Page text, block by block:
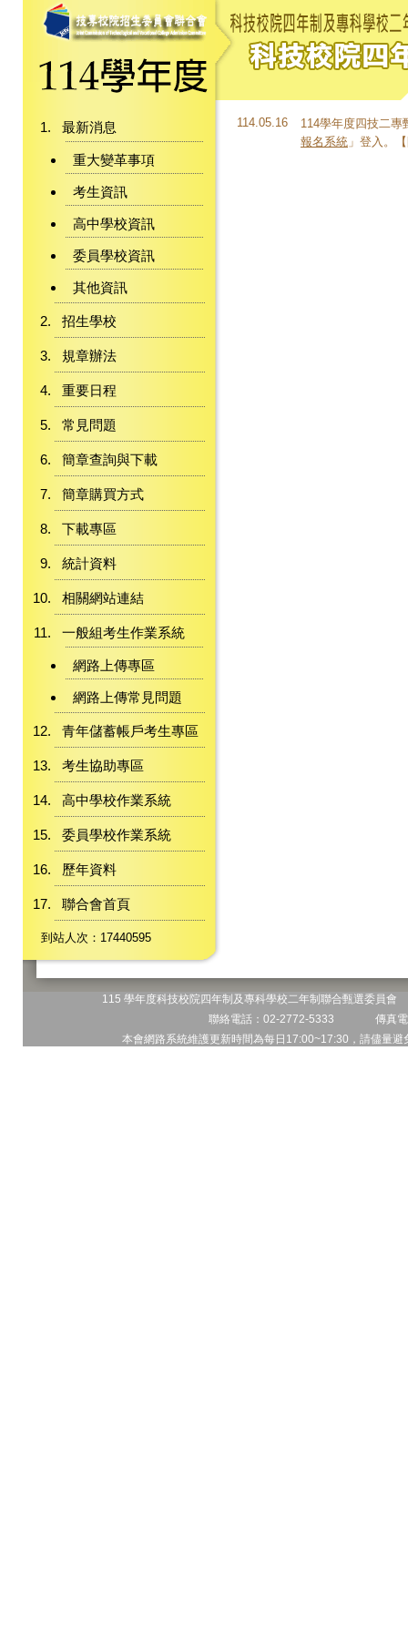
最新消息
重大變革事項
考生資訊
高中學校資訊
委員學校資訊
其他資訊
招生學校
規章辦法
重要日程
常見問題
簡章查詢與下載
簡章購買方式
下載專區
統計資料
相關網站連結
一般組考生作業系統
網路上傳專區
網路上傳常見問題
青年儲蓄帳戶考生專區
考生協助專區
高中學校作業系統
委員學校作業系統
歷年資料
聯合會首頁
到站人次：17440595
114.05.16
114學年度四技二
報名系統 」登入。
115 學年度科技校院四年制及專科學校二年制聯合甄選委員
聯絡電話：02-2772-5333 傳真
本會網路系統維護更新時間為每日17:00~17:30，請儘量